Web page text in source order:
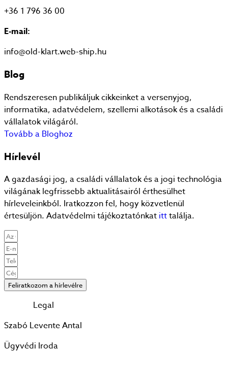
+36 1 796 36 00
E-mail:
info@old-klart.web-ship.hu
Blog
Rendszeresen publikáljuk cikkeinket a versenyjog,
informatika, adatvédelem, szellemi alkotások és a családi
vállalatok világáról.
Tovább a Bloghoz
Hírlevél
A gazdasági jog, a családi vállalatok és a jogi technológia
világának legfrissebb aktualitásairól érthesülhet
hírleveleinkból. Iratkozzon fel, hogy közvetlenül
értesüljön. Adatvédelmi tájékoztatónkat itttalálja.
Feliratkozom a hírlevélre
Legal
Szabó Levente Antal
Ügyvédi Iroda